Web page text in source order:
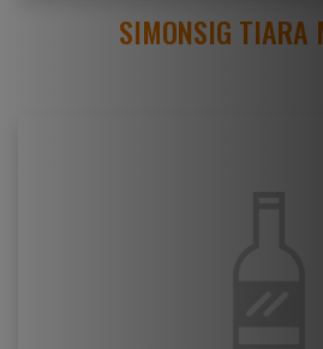
SIMONSIG TIARA